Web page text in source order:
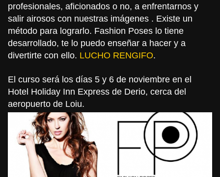
profesionales, aficionados o no, a enfrentarnos y
salir airosos con nuestras imágenes . Existe un
método para lograrlo. Fashion Poses lo tiene
desarrollado, te lo puedo enseñar a hacer y a
divertirte con ello. LUCHO RENGIFO.
El curso será los días 5 y 6 de noviembre en el
Hotel Holiday Inn Express de Derio, cerca del
aeropuerto de Loiu.